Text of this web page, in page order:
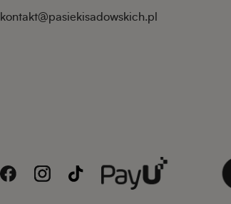
kontakt@pasiekisadowskich.pl